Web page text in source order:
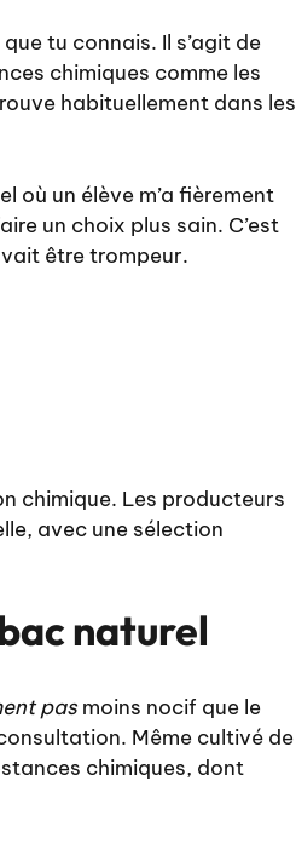
tu connais. Il s’agit de
chimiques comme les
habituellement dans les
où un élève m’a fièrement
un choix plus sain. C’est
être trompeur.
chimique. Les producteurs
avec une sélection
naturel
pas moins nocif que le
Même cultivé de
chimiques, dont